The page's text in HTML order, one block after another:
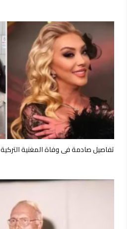
تفاصيل صادمة في وفاة المغنية التركية Güllü.. ابنتها قتلتها عمداً